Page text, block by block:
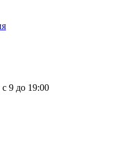
9 до 19:00